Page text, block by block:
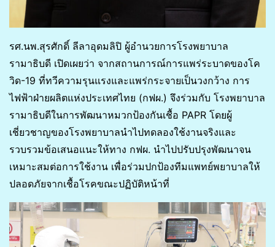
รศ.นพ.สุรศักดิ์ ลีลาอุดมลิปิ ผู้อำนวยการโรงพยาบาล
รามาธิบดี เปิดเผยว่า จากสถานการณ์การแพร่ระบาดของโค
วิด-19 ที่ทวีความรุนแรงและแพร่กระจายเป็นวงกว้าง การ
ไฟฟ้าฝ่ายผลิตแห่งประเทศไทย (กฟผ.) จึงร่วมกับ โรงพยาบาล
รามาธิบดีในการพัฒนาหมวกป้องกันเชื้อ PAPR โดยผู้
เชี่ยวชาญของโรงพยาบาลนำไปทดลองใช้งานจริงและ
รวบรวมข้อเสนอแนะให้ทาง กฟผ. นำไปปรับปรุงพัฒนาจน
เหมาะสมต่อการใช้งาน เพื่อร่วมปกป้องทีมแพทย์พยาบาลให้
ปลอดภัยจากเชื้อโรคขณะปฏิบัติหน้าที่